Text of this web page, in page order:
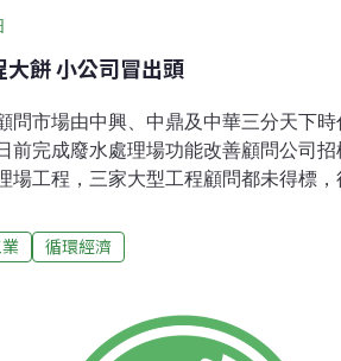
餅 小公司冒出頭
問市場由中興、中鼎及中華三分天下時
前完成廢水處理場功能改善顧問公司
場工程，三家大型工程顧問都未得標
十八年經濟部工業局也曾經發包污水處
興等三家主要工程顧問公司，經過六年
結果，第一標（包括土城、大武崙、大
場），由新環工程顧問公司得標；第二
循環經濟